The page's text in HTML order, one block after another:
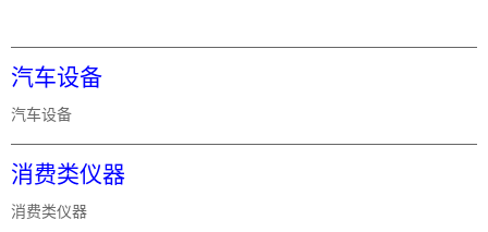
汽车设备
汽车设备
消费类仪器
消费类仪器